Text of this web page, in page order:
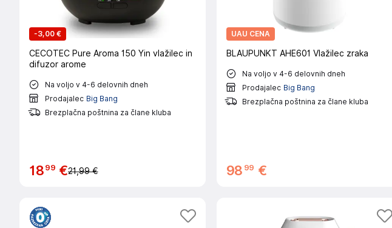
-3,00 €
CECOTEC Pure Aroma 150 Yin vlažilec in
difuzor arome
Na voljo v 4-6 delovnih dneh
Prodajalec Big Bang
Brezplačna poštnina za člane kluba
1899 €21,99 €
UAU CENA
BLAUPUNKT AHE601 Vlažilec zraka
Na voljo v 4-6 delovnih dneh
Prodajalec Big Bang
Brezplačna poštnina za člane kluba
98 99 €